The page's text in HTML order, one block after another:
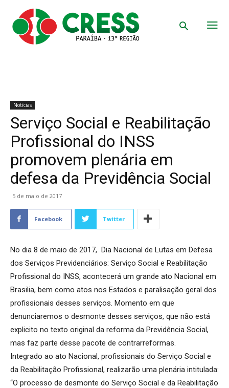
Notícias
Serviço Social e Reabilitação
Profissional do INSS
promovem plenária em
defesa da Previdência Social
5 de maio de 2017
Facebook Twitter
No dia 8 de maio de 2017, Dia Nacional de Lutas em Defesa
dos Serviços Previdenciários: Serviço Social e Reabilitação
Profissional do INSS, acontecerá um grande ato Nacional em
Brasilia, bem como atos nos Estados e paralisação geral dos
profissionais desses serviços. Momento em que
denunciaremos o desmonte desses serviços, que não está
explicito no texto original da reforma da Previdência Social,
mas faz parte desse pacote de contrarreformas.
Integrado ao ato Nacional, profissionais do Serviço Social e
da Reabilitação Profissional, realizarão uma plenária intitulada:
“O processo de desmonte do Serviço Social e da Reabilitação